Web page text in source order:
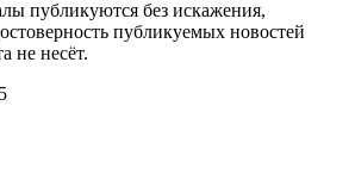
публикуются без искажения,
публикуемых новостей
не несёт.